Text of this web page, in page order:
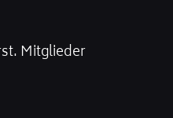
Mitglieder